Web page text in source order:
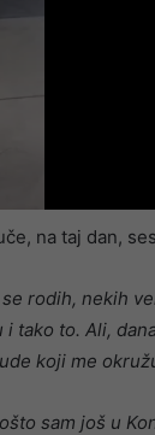
na taj dan,
rodih, nekih
tako to. Ali,
koji me
sam još u